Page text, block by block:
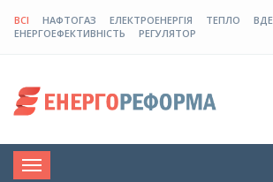
ВСІ НАФТОГАЗ ЕЛЕКТРОЕНЕРГІЯ ТЕПЛО
ВДЕ
ЕНЕРГОЕФЕКТИВНІСТЬ
РЕГУЛЯТОР
Toggle